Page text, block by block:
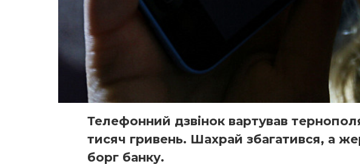
Телефонний дзвінок вартував
тисяч гривень. Шахрай збагатився, а
борг банку.